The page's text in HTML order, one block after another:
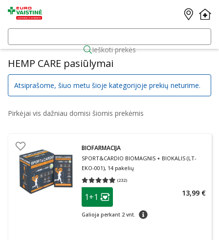
Ieškoti prekės
HEMP CARE pasiūlymai
Atsiprašome, šiuo metu šioje kategorijoje prekių neturime.
Pirkėjai vis dažniau domisi šiomis prekėmis
BIOFARMACIJA
SPORT&CARDIO BIOMAGNIS + BIOKALIS (LT-
EKO-001), 14 pakelių
(232)
Vidutinis įvertinimas 4.93
patarimas
Lojalumo klubo narių nuolaida
1+1
Galioja perkant 2 vnt. patarimas
13,99 €